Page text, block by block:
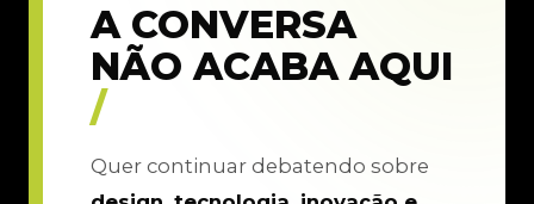
A CONVERSA
NÃO ACABA AQUI
/
Quer continuar debatendo sobre